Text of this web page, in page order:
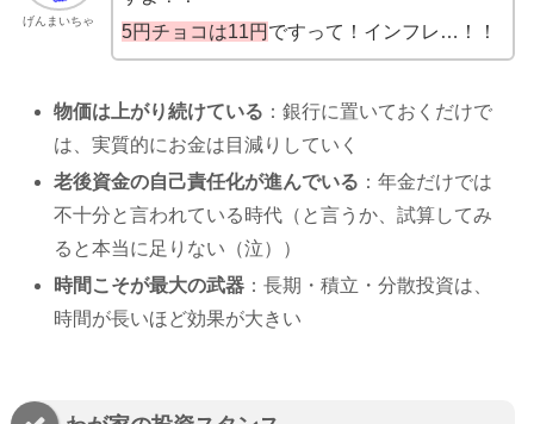
げんまいちゃ
5円チョコは11円 ですって！インフレ…！！
物価は上がり続けている ：銀行に置いておくだけで
は、実質的にお金は目減りしていく
老後資金の自己責任化が進んでいる ：年金だけでは
不十分と言われている時代（と言うか、試算してみ
ると本当に足りない（泣））
時間こそが最大の武器 ：長期・積立・分散投資は、
時間が長いほど効果が大きい